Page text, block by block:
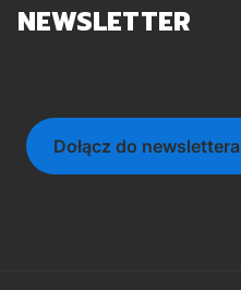
NEWSLETTER
Dołącz do newslettera